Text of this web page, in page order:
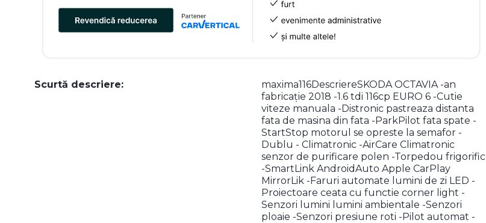
Scurtă descriere:
maxima116DescriereSKODA OCTAVIA -an
fabricație 2018 -1.6 tdi 116cp EURO 6 -Cutie
viteze manuala -Distronic pastreaza distanta
fata de masina din fata -ParkPilot fata spate -
StartStop motorul se opreste la semafor -
Dublu - Climatronic -AirCare Climatronic
senzor de purificare polen -Torpedou frigorific
-SmartLink AndroidAuto Apple CarPlay
MirrorLik -Faruri automate lumini de zi LED -
Proiectoare ceata cu functie corner light -
Senzori lumini lumini ambientale -Senzori
ploaie -Senzori presiune roti -Pilot automat -